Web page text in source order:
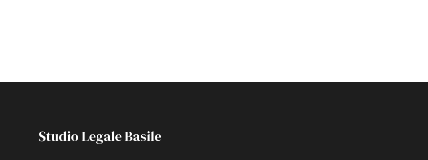
Studio Legale Basile